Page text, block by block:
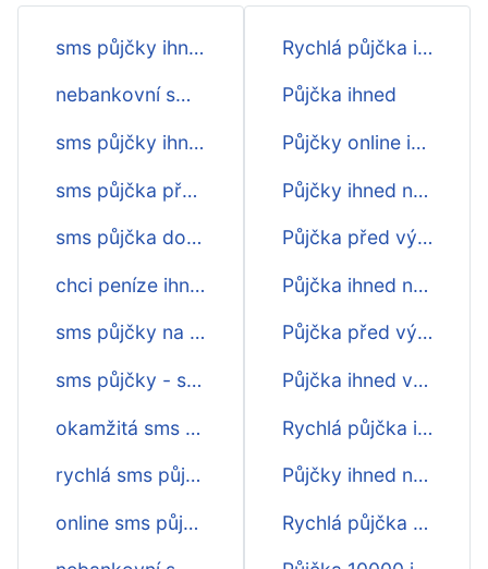
sms půjčky ihned na účet
nebankovní sms půjčky - přehed
sms půjčky ihned
sms půjčka před výplatou
sms půjčka do výplaty
chci peníze ihned
sms půjčky na účet
sms půjčky - srovnání
okamžitá sms půjčka
rychlá sms půjčka ihned na účtě
online sms půjčky ihned na účet
Rychlá půjčka ihned na účtě
Půjčka ihned
Půjčky online ihned na účet
Půjčky ihned na účet
Půjčka před výplatou ihned na účet
Půjčka ihned na účet
Půjčka před výplatou ihned
Půjčka ihned v hotovosti na ruku
Rychlá půjčka ihned
Půjčky ihned na ruku
Rychlá půjčka nebankovní online ihned